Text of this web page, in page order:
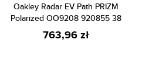
Oakley Radar EV Path PRIZM
Polarized OO9208 920855 38
763,96 zł